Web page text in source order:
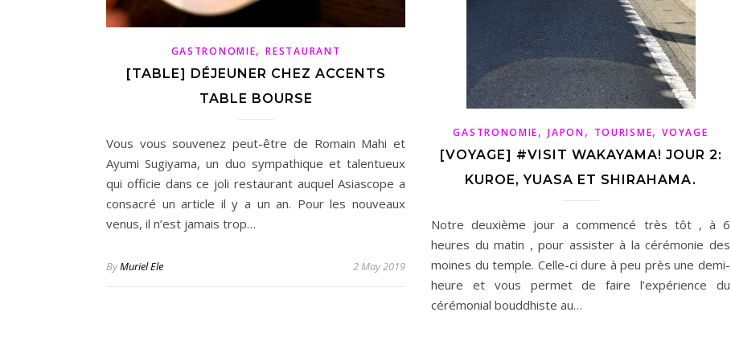
GASTRONOMIE,RESTAURANT
[TABLE] DÉJEUNER CHEZ ACCENTS
TABLE BOURSE
Vous vous souvenez peut-être de Romain Mahi et
Ayumi Sugiyama, un duo sympathique et talentueux
qui officie dans ce joli restaurant auquel Asiascope a
consacré un article il y a un an. Pour les nouveaux
venus, il n’est jamais trop…
ByMuriel Ele 2 May 2019
GASTRONOMIE,JAPON, TOURISME,VOYAGE
[VOYAGE] #VISIT WAKAYAMA! JOUR 2:
KUROE, YUASA ET SHIRAHAMA.
Notre deuxième jour a commencé très tôt , à 6
heures du matin , pour assister à la cérémonie des
moines du temple. Celle-ci dure à peu près une demi-
heure et vous permet de faire l’expérience du
cérémonial bouddhiste au…